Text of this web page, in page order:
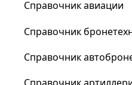
Справочник авиации
Справочник
Справочник